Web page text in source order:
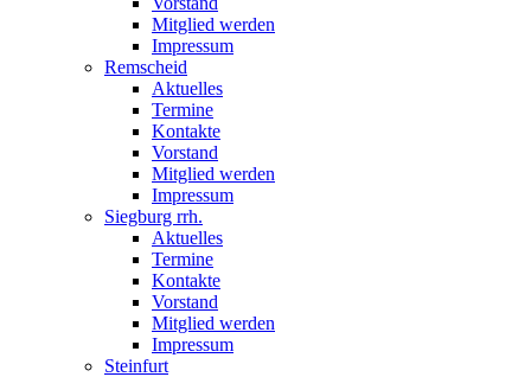
Mitglied werden
Impressum
Remscheid
Aktuelles
Termine
Kontakte
Vorstand
Mitglied werden
Impressum
Siegburg rrh.
Aktuelles
Termine
Kontakte
Vorstand
Mitglied werden
Impressum
Steinfurt